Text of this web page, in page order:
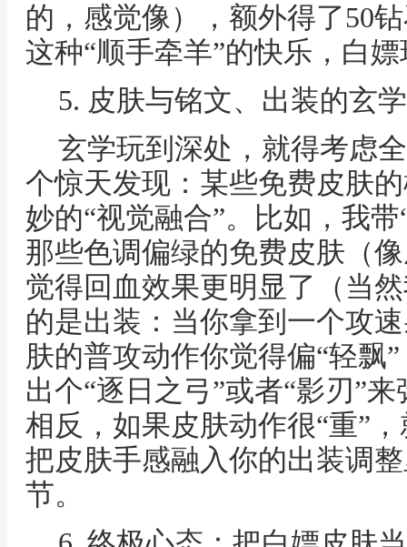
的，感觉像），额外得了50
这种“顺手牵羊”的快乐，白
5. 皮肤与铭文、出装的玄
玄学玩到深处，就得考虑
个惊天发现：某些免费皮肤
妙的“视觉融合”。比如，我
那些色调偏绿的免费皮肤（
觉得回血效果更明显了（当
的是出装：当你拿到一个攻
肤的普攻动作你觉得偏“轻飘
出个“逐日之弓”或者“影刃”
相反，如果皮肤动作很“重”
把皮肤手感融入你的出装调
节。